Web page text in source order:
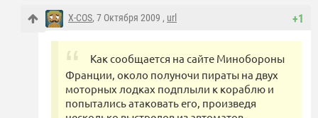
+1
X-COS, 7 Октября 2009 , url
Как сообщается на сайте Минобороны
Франции, около полуночи пираты на двух
моторных лодках подплыли к кораблю и
попытались атаковать его, произведя